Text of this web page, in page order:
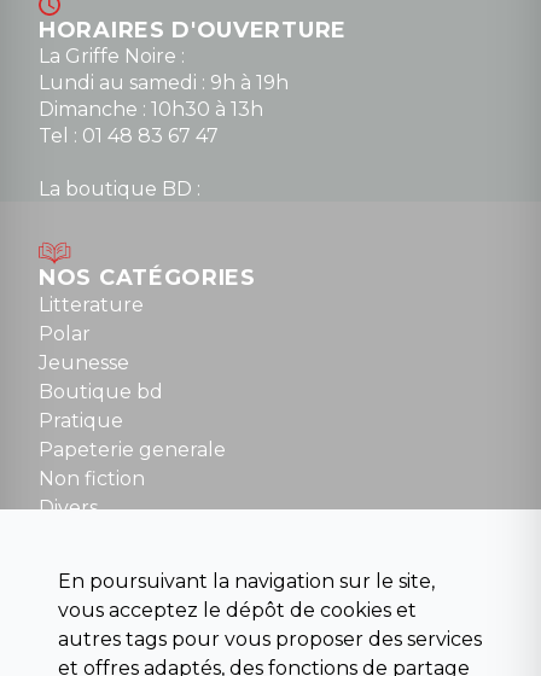
HORAIRES D'OUVERTURE
La Griffe Noire :
Lundi au samedi : 9h à 19h
Dimanche : 10h30 à 13h
Tel : 01 48 83 67 47
La boutique BD :
Mardi au samedi : 10h à 13h / 14h à 19h
Dimanche : 10h30 à 12h30
Tel : 01 48 89 13 88
Fermé le dimanche en Juillet et Août
NOUS CONTACTER
contact@la-griffe-noire.com
NOS CATÉGORIES
Litterature
Polar
Jeunesse
Boutique bd
Pratique
Papeterie generale
Non fiction
Divers
Para scolaire
Histoire
Pochoteque
En poursuivant la navigation sur le site,
vous acceptez le dépôt de cookies et
autres tags pour vous proposer des services
et offres adaptés, des fonctions de partage